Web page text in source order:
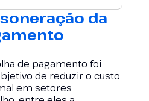
da
de pagamento foi
de reduzir o custo
em setores